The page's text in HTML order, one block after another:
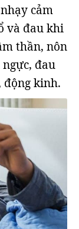
cảm
và đau khi
thần, nôn
đau
động kinh.